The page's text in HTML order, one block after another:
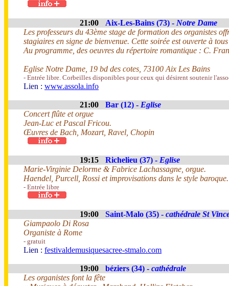
21:00 Aix-Les-Bains (73) - Notre Dame
Les professeurs du 43ème stage de formation des organistes
stagiaires en signe de bienvenue. Cette soirée est ouverte à
Au programme, des oeuvres du répertoire romantique : C.
Eglise Notre Dame, 19 bd des cotes, 73100 Aix Les Bains
- Entrée libre. Corbeilles disponibles pour ceux qui désirent soutenir
Lien : www.assola.info
21:00 Bar (12) - Eglise
Concert flûte et orgue
Jean-Luc et Pascal Fricou.
Œuvres de Bach, Mozart, Ravel, Chopin
19:15 Richelieu (37) - Eglise
Marie-Virginie Delorme & Fabrice Lachassagne, orgue.
Haendel, Purcell, Rossi et improvisations dans le style baroque.
- Entrée libre
19:00 Saint-Malo (35) - cathédrale St
Giampaolo Di Rosa
Organiste à Rome
- gratuit
Lien : festivaldemusiquesacree-stmalo.com
19:00 béziers (34) - cathédrale
Les organistes font la fête